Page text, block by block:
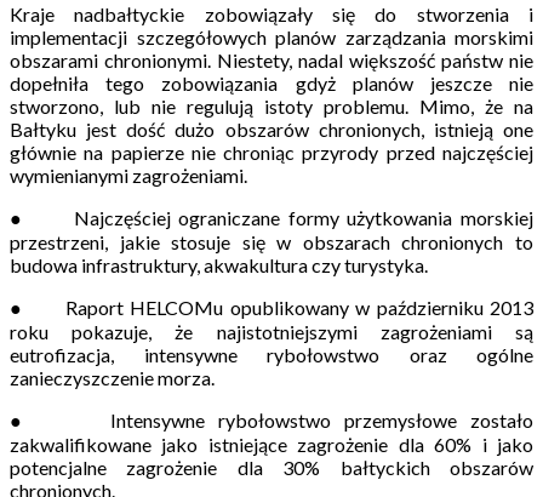
Kraje nadbałtyckie zobowiązały się do stworzenia i
implementacji szczegółowych planów zarządzania morskimi
obszarami chronionymi. Niestety, nadal większość państw nie
dopełniła tego zobowiązania gdyż planów jeszcze nie
stworzono, lub nie regulują istoty problemu. Mimo, że na
Bałtyku jest dość dużo obszarów chronionych, istnieją one
głównie na papierze nie chroniąc przyrody przed najczęściej
wymienianymi zagrożeniami.
● Najczęściej ograniczane formy użytkowania morskiej
przestrzeni, jakie stosuje się w obszarach chronionych to
budowa infrastruktury, akwakultura czy turystyka.
● Raport HELCOMu opublikowany w październiku 2013
roku pokazuje, że najistotniejszymi zagrożeniami są
eutrofizacja, intensywne rybołowstwo oraz ogólne
zanieczyszczenie morza.
● Intensywne rybołowstwo przemysłowe zostało
zakwalifikowane jako istniejące zagrożenie dla 60% i jako
potencjalne zagrożenie dla 30% bałtyckich obszarów
chronionych.